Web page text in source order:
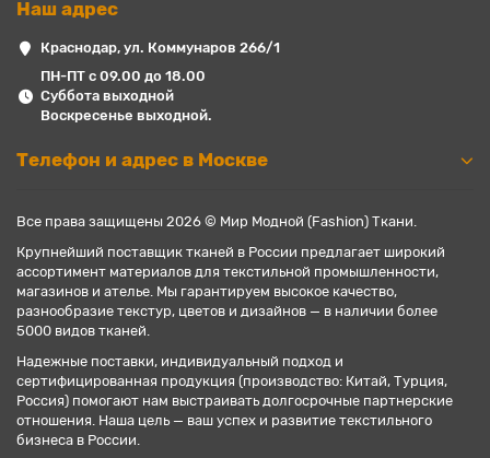
Наш адрес
Краснодар, ул. Коммунаров 266/1
ПН-ПТ с 09.00 до 18.00
Суббота выходной
Воскресенье выходной.
Телефон и адрес в Москве
Все права защищены 2026 © Мир Модной (Fashion) Ткани.
Крупнейший поставщик тканей в России предлагает широкий
ассортимент материалов для текстильной промышленности,
магазинов и ателье. Мы гарантируем высокое качество,
разнообразие текстур, цветов и дизайнов — в наличии более
5000 видов тканей.
Надежные поставки, индивидуальный подход и
сертифицированная продукция (производство: Китай, Турция,
Россия) помогают нам выстраивать долгосрочные партнерские
отношения. Наша цель — ваш успех и развитие текстильного
бизнеса в России.